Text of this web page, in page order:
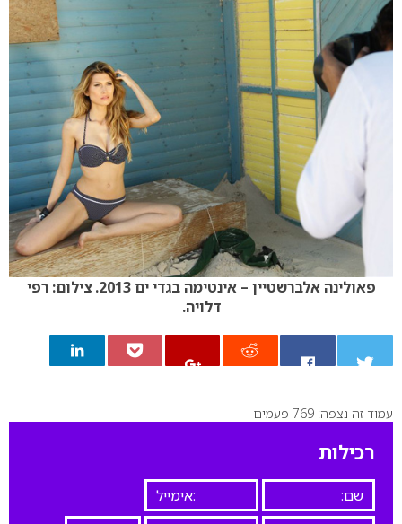
פאולינה אלברשטיין – אינטימה בגדי ים 2013. צילום: רפי
דלויה.
0
עמוד זה נצפה: 769 פעמים
רכילות